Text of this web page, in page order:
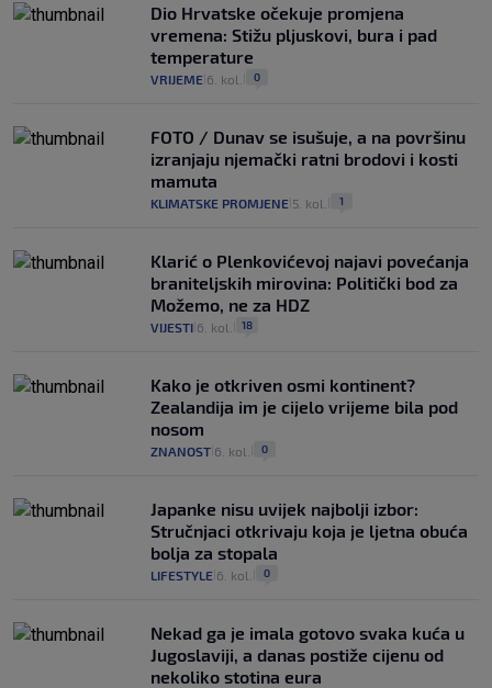
Dio Hrvatske očekuje promjena
vremena: Stižu pljuskovi, bura i pad
temperature
VRIJEME 6. kol. 0
FOTO / Dunav se isušuje, a na površinu
izranjaju njemački ratni brodovi i kosti
mamuta
KLIMATSKE PROMJENE 5. kol. 1
Klarić o Plenkovićevoj najavi povećanja
braniteljskih mirovina: Politički bod za
Možemo, ne za HDZ
VIJESTI 6. kol. 18
Kako je otkriven osmi kontinent?
Zealandija im je cijelo vrijeme bila pod
nosom
ZNANOST 6. kol. 0
Japanke nisu uvijek najbolji izbor:
Stručnjaci otkrivaju koja je ljetna obuća
bolja za stopala
LIFESTYLE 6. kol. 0
Nekad ga je imala gotovo svaka kuća u
Jugoslaviji, a danas postiže cijenu od
nekoliko stotina eura